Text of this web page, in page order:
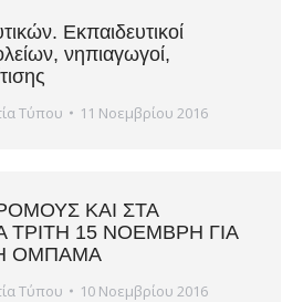
Εκπαιδευτικοί
νηπιαγωγοί,
Τύπου 11 Νοεμβρίου 2016
ΚΑΙ ΣΤΑ
ΤΡΙΤΗ 15 ΝΟΕΜΒΡΗ ΓΙΑ
ΟΜΠΑΜΑ
Τύπου 10 Νοεμβρίου 2016